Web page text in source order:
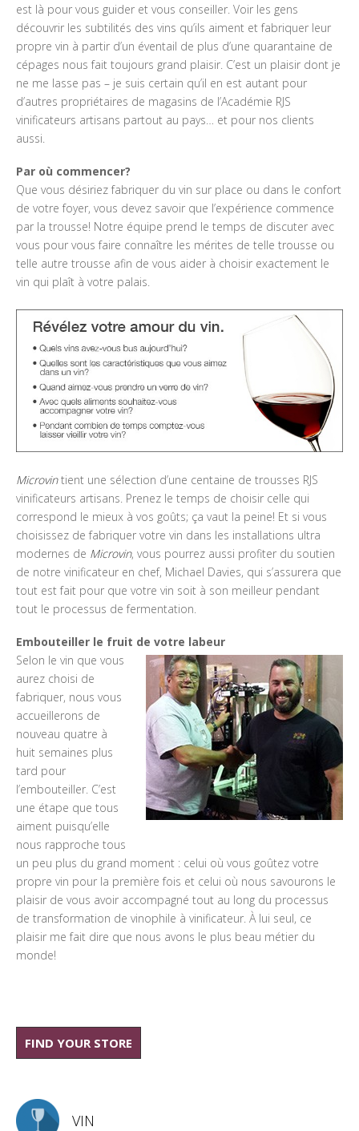
est là pour vous guider et vous conseiller. Voir les gens
découvrir les subtilités des vins qu’ils aiment et fabriquer leur
propre vin à partir d’un éventail de plus d’une quarantaine de
cépages nous fait toujours grand plaisir. C’est un plaisir dont je
ne me lasse pas – je suis certain qu’il en est autant pour
d’autres propriétaires de magasins de l’Académie RJS
vinificateurs artisans partout au pays… et pour nos clients
aussi.
Par où commencer?
Que vous désiriez fabriquer du vin sur place ou dans le confort
de votre foyer, vous devez savoir que l’expérience commence
par la trousse! Notre équipe prend le temps de discuter avec
vous pour vous faire connaître les mérites de telle trousse ou
telle autre trousse afin de vous aider à choisir exactement le
vin qui plaît à votre palais.
Microvintient une sélection d’une centaine de trousses RJS
vinificateurs artisans. Prenez le temps de choisir celle qui
correspond le mieux à vos goûts; ça vaut la peine! Et si vous
choisissez de fabriquer votre vin dans les installations ultra
modernes de Microvin, vous pourrez aussi profiter du soutien
de notre vinificateur en chef, Michael Davies, qui s’assurera que
tout est fait pour que votre vin soit à son meilleur pendant
tout le processus de fermentation.
Embouteiller le fruit de votre labeur
Selon le vin que vous
aurez choisi de
fabriquer, nous vous
accueillerons de
nouveau quatre à
huit semaines plus
tard pour
l’embouteiller. C’est
une étape que tous
aiment puisqu’elle
nous rapproche tous
un peu plus du grand moment : celui où vous goûtez votre
propre vin pour la première fois et celui où nous savourons le
plaisir de vous avoir accompagné tout au long du processus
de transformation de vinophile à vinificateur. À lui seul, ce
plaisir me fait dire que nous avons le plus beau métier du
monde!
FIND YOUR STORE
VIN